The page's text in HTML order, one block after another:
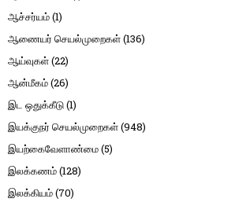
ஆச்சர்யம்(1)
ஆணையர் செயல்முறைகள்(136)
ஆய்வுகள்(22)
ஆன்மீகம்(26)
இட ஒதுக்கீடு(1)
இயக்குநர் செயல்முறைகள்(948)
இயற்கைவேளாண்மை(5)
இலக்கணம்(128)
இலக்கியம்(70)